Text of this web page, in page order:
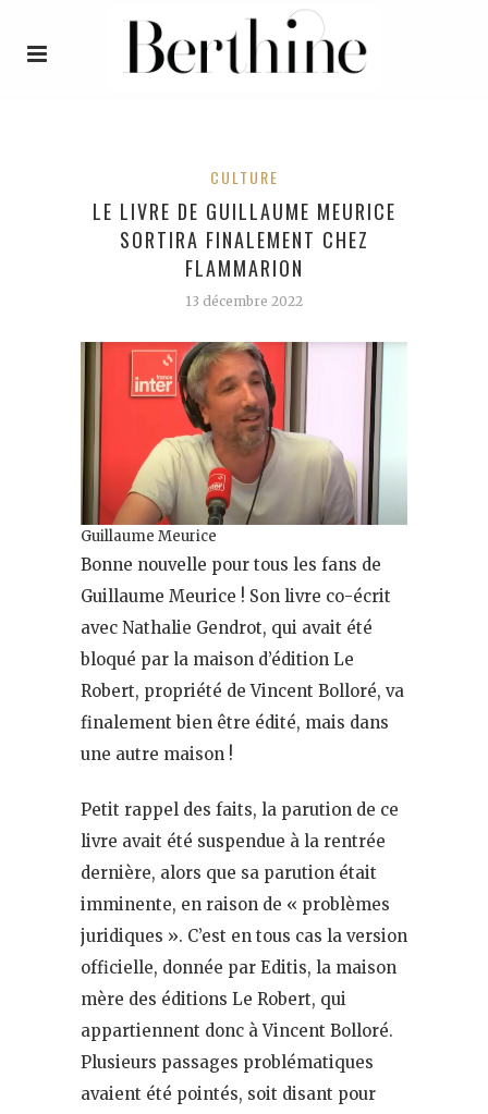
CULTURE
LE LIVRE DE GUILLAUME MEURICE
SORTIRA FINALEMENT CHEZ
FLAMMARION
13 décembre 2022
Guillaume Meurice
Bonne nouvelle pour tous les fans de
Guillaume Meurice ! Son livre co-écrit
avec Nathalie Gendrot, qui avait été
bloqué par la maison d’édition Le
Robert, propriété de Vincent Bolloré, va
finalement bien être édité, mais dans
une autre maison !
Petit rappel des faits, la parution de ce
livre avait été suspendue à la rentrée
dernière, alors que sa parution était
imminente, en raison de « problèmes
juridiques ». C’est en tous cas la version
officielle, donnée par Editis, la maison
mère des éditions Le Robert, qui
appartiennent donc à Vincent Bolloré.
Plusieurs passages problématiques
avaient été pointés, soit disant pour